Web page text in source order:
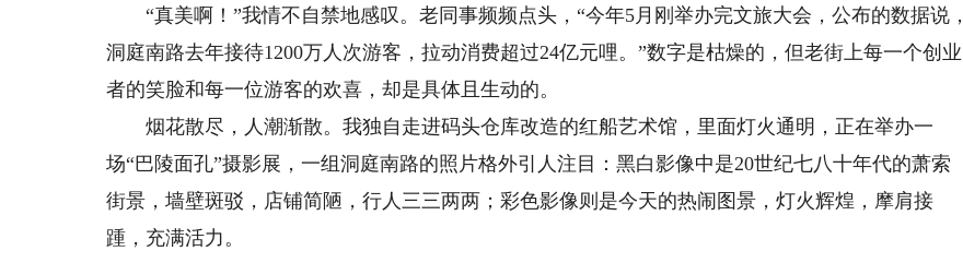
“真美啊！”我情不自禁地感叹。老同事频频点头，“今年5月刚举办完文旅大会，公布的数据说，
洞庭南路去年接待1200万人次游客，拉动消费超过24亿元哩。”数字是枯燥的，但老街上每一个创业
者的笑脸和每一位游客的欢喜，却是具体且生动的。
烟花散尽，人潮渐散。我独自走进码头仓库改造的红船艺术馆，里面灯火通明，正在举办一
场“巴陵面孔”摄影展，一组洞庭南路的照片格外引人注目：黑白影像中是20世纪七八十年代的萧索
街景，墙壁斑驳，店铺简陋，行人三三两两；彩色影像则是今天的热闹图景，灯火辉煌，摩肩接
踵，充满活力。